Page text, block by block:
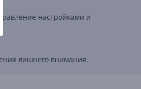
настройками и
лишнего внимания.